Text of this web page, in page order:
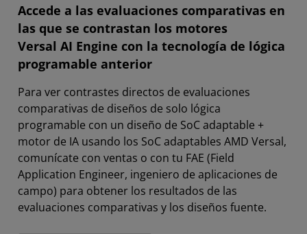
Accede a las evaluaciones comparativas en
las que se contrastan los motores
Versal AI Engine con la tecnología de lógica
programable anterior
Para ver contrastes directos de evaluaciones
comparativas de diseños de solo lógica
programable con un diseño de SoC adaptable +
motor de IA usando los SoC adaptables AMD Versal,
comunícate con ventas o con tu FAE (Field
Application Engineer, ingeniero de aplicaciones de
campo) para obtener los resultados de las
evaluaciones comparativas y los diseños fuente.